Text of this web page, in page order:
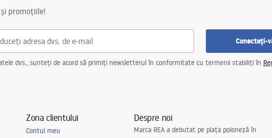
promoțiile!
Conectați-
dvs., sunteți de acord să primiți newsletterul în conformitate cu termenii stabiliți în
Zona clientului
Contul meu
Despre noi
Marca REA a debutat pe piața poloneză în